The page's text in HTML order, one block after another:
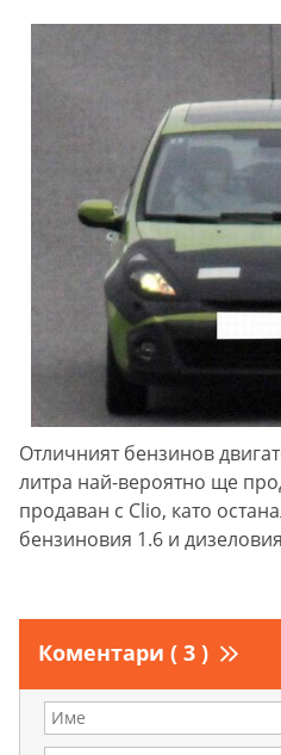
Отличният бензинов
литра най-вероятно ще
продаван с Clio, като
бензиновия 1.6 и
Коментари ( 3 )